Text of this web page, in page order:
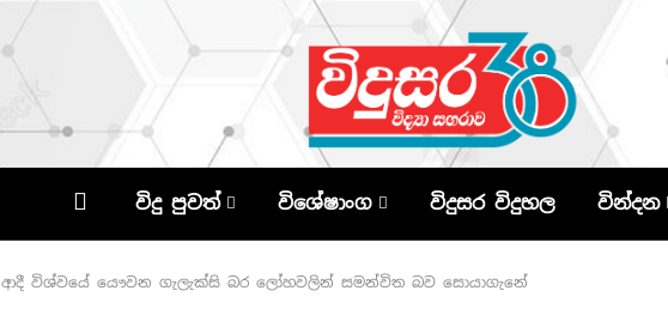
විදු පුවත් විශේෂාංග විදුසර විදුහල වින්දන
ආදී විශ්වයේ යෞවන ගැලැක්සි බර ලෝහවලින් සමන්විත බව සොයාගැනේ